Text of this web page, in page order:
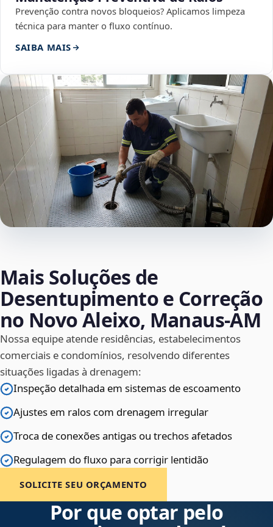
Prevenção contra novos bloqueios? Aplicamos limpeza
técnica para manter o fluxo contínuo.
SAIBA MAIS
Mais Soluções de
Desentupimento e Correção
no Novo Aleixo, Manaus‑AM
Nossa equipe atende residências, estabelecimentos
comerciais e condomínios, resolvendo diferentes
situações ligadas à drenagem:
Inspeção detalhada em sistemas de escoamento
Ajustes em ralos com drenagem irregular
Troca de conexões antigas ou trechos afetados
Regulagem do fluxo para corrigir lentidão
SOLICITE SEU ORÇAMENTO
Por que optar pelo